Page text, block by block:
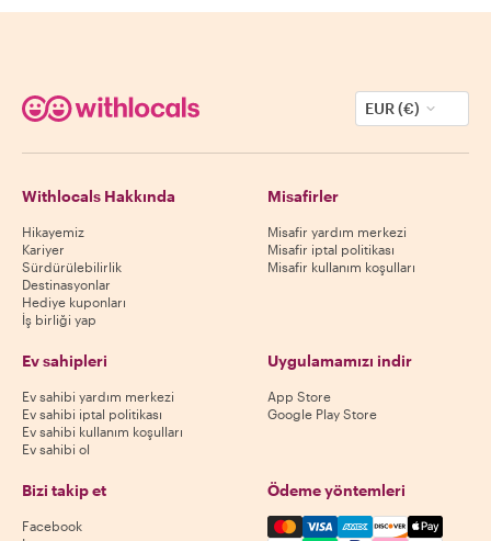
EUR (€)
Withlocals Hakkında
Hikayemiz
Kariyer
Sürdürülebilirlik
Destinasyonlar
Hediye kuponları
İş birliği yap
Misafirler
Misafir yardım merkezi
Misafir iptal politikası
Misafir kullanım koşulları
Ev sahipleri
Ev sahibi yardım merkezi
Ev sahibi iptal politikası
Ev sahibi kullanım koşulları
Ev sahibi ol
Uygulamamızı indir
App Store
Google Play Store
Bizi takip et
Facebook
Ödeme yöntemleri
Mastercard, Visa, Amex,